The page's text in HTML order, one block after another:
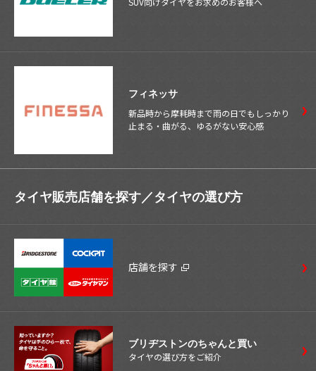
フィネッサ
新品時から摩耗時まで雨の日でもしっかり
止まる・曲がる、ゆるがない安心感
タイヤ販売店舗を探す／ タイヤの選び方
店舗を探す
ブリヂストンのちゃんと買い
タイヤの選び方をご紹介